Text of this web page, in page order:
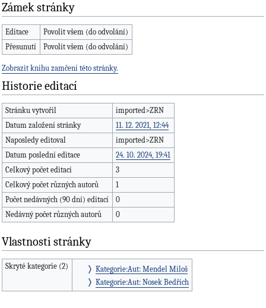
Zámek stránky
Editace
Povolit všem (do odvolání)
Přesunutí
Povolit všem (do odvolání)
Zobrazit knihu zamčení této stránky.
Historie editací
Stránku vytvořil
imported>ZRN
Datum založení stránky
11. 12. 2021, 12:44
Naposledy editoval
imported>ZRN
Datum poslední editace
24. 10. 2024, 19:41
Celkový počet editací
3
Celkový počet různých autorů
1
Počet nedávných (90 dní) editací
0
Nedávný počet různých autorů
0
Vlastnosti stránky
Skryté kategorie (2)
Kategorie:Aut: Mendel Miloš
Kategorie:Aut: Nosek Bedřich